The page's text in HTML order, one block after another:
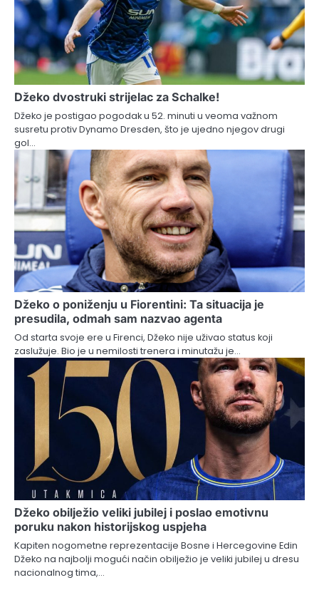
Džeko dvostruki strijelac za Schalke!
Džeko je postigao pogodak u 52. minuti u veoma važnom
susretu protiv Dynamo Dresden, što je ujedno njegov drugi
gol…
Džeko o poniženju u Fiorentini: Ta situacija je
presudila, odmah sam nazvao agenta
Od starta svoje ere u Firenci, Džeko nije uživao status koji
zaslužuje. Bio je u nemilosti trenera i minutažu je…
Džeko obilježio veliki jubilej i poslao emotivnu
poruku nakon historijskog uspjeha
Kapiten nogometne reprezentacije Bosne i Hercegovine Edin
Džeko na najbolji mogući način obilježio je veliki jubilej u dresu
nacionalnog tima,…